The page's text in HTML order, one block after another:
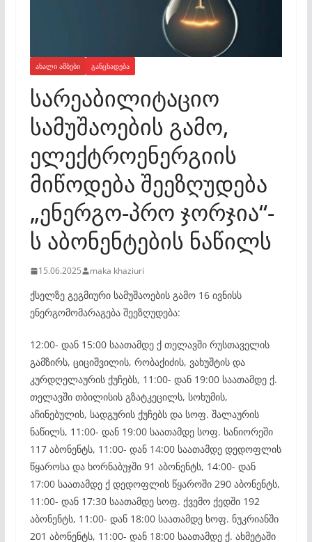
ᲐᲮᲐᲚᲘ ᲐᲛᲑᲔᲑᲘ ᲒᲐᲜᲪᲮᲐᲓᲔᲑᲐ
სარეაბილიტაციო
სამუშაოების გამო,
ელექტროენერგიის
მიწოდება შეეზღუდება
„ენერგო-პრო ჯორჯია“-
ს აბონენტების ნაწილს
15.06.2025 maka khaziuri
ქსელზე გეგმიური სამუშაოების გამო 16 ივნისს
ენერგომომარაგება შეეზღუდება:
12:00- დან 15:00 საათამდე ქ თელავში რუსთაველის
გამზირს, ციციშვილის, რობაქიძის, ვახუშტის და
კურდღელაურის ქუჩებს, 11:00- დან 19:00 საათამდე ქ.
თელავში თბილისის გზატკეცილს, სოხუმის,
აჩინებულის, სადგურის ქუჩებს და სოფ. შალაურის
ნაწილს, 11:00- დან 19:00 საათამდე სოფ. სანიორეში
117 აბონენტს, 11:00- დან 14:00 საათამდე დედოფლის
წყაროსა და ხორნაბუჯში 91 აბონენტს, 14:00- დან
17:00 საათამდე ქ დედოფლის წყაროში 290 აბონენტს,
11:00- დან 17:30 საათამდე სოფ. ქვემო ქედში 192
აბონენტს, 11:00- დან 18:00 საათამდე სოფ. ნუკრიანში
201 აბონენტს, 11:00- დან 18:00 საათამდე ქ. ახმეტაში